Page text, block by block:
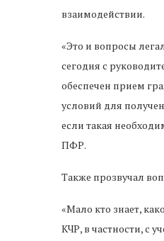
взаимодействии.
«Это и вопросы
сегодня с
обеспечен прием
условий для
если такая
ПФР.
Также прозвучал
«Мало кто знает,
КЧР, в частности, с